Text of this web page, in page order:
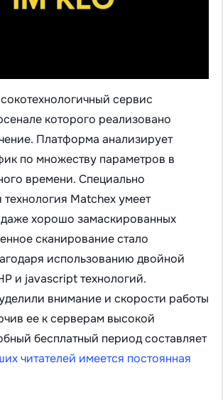
сервис
которого реализовано
Платформа анализирует
по множеству параметров в
времени. Специально
технология Matchex умеет
хорошо замаскированных
сканирование стало
использованию двойной
и jаvascript технологий.
внимание и скорости работы
ее к серверам высокой
бесплатный период составляет
читателей имеется постоянная